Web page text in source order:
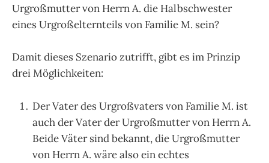
Urgroßmutter von Herrn A. die Halbschwester
eines Urgroßelternteils von Familie M. sein?
Damit dieses Szenario zutrifft, gibt es im Prinzip
drei Möglichkeiten:
Der Vater des Urgroßvaters von Familie M. ist
auch der Vater der Urgroßmutter von Herrn A.
Beide Väter sind bekannt, die Urgroßmutter
von Herrn A. wäre also ein echtes